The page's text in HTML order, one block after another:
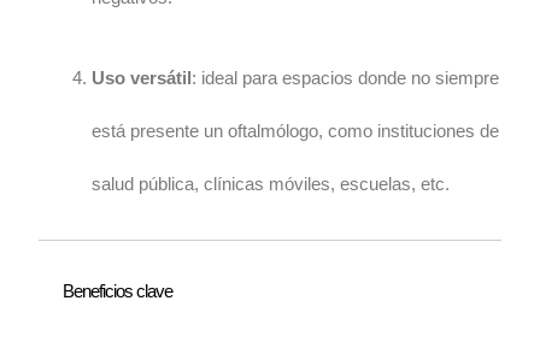
Uso versátil : ideal para espacios donde no siempre
está presente un oftalmólogo, como instituciones de
salud pública, clínicas móviles, escuelas, etc.
Beneficios clave